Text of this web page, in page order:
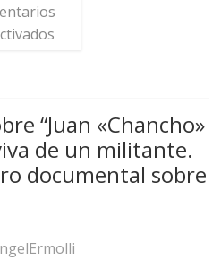
“Juan «Chancho»
de un militante.
documental sobre